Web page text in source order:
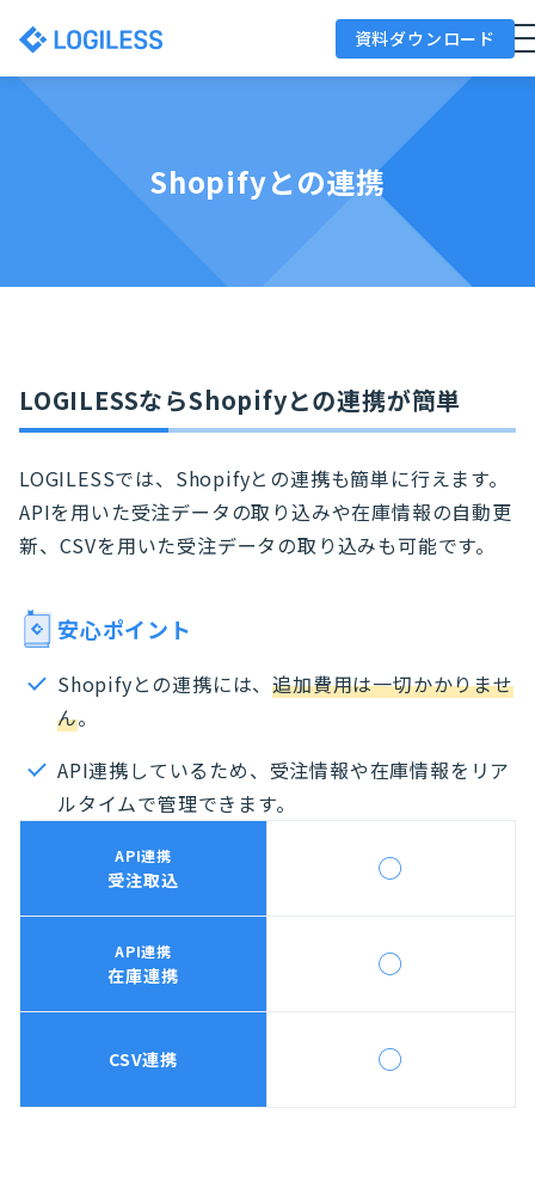
資料ダウンロード
Shopifyとの連携
LOGILESSならShopifyとの連携が簡単
LOGILESSでは、Shopifyとの連携も簡単に行えます。
APIを用いた受注データの取り込みや在庫情報の自動更
新、CSVを用いた受注データの取り込みも可能です。
安心ポイント
Shopifyとの連携には、追加費用は一切かかりませ
ん。
API連携しているため、受注情報や在庫情報をリア
ルタイムで管理できます。
API連携
受注取込 ◯
API連携
在庫連携 ◯
CSV連携 ◯